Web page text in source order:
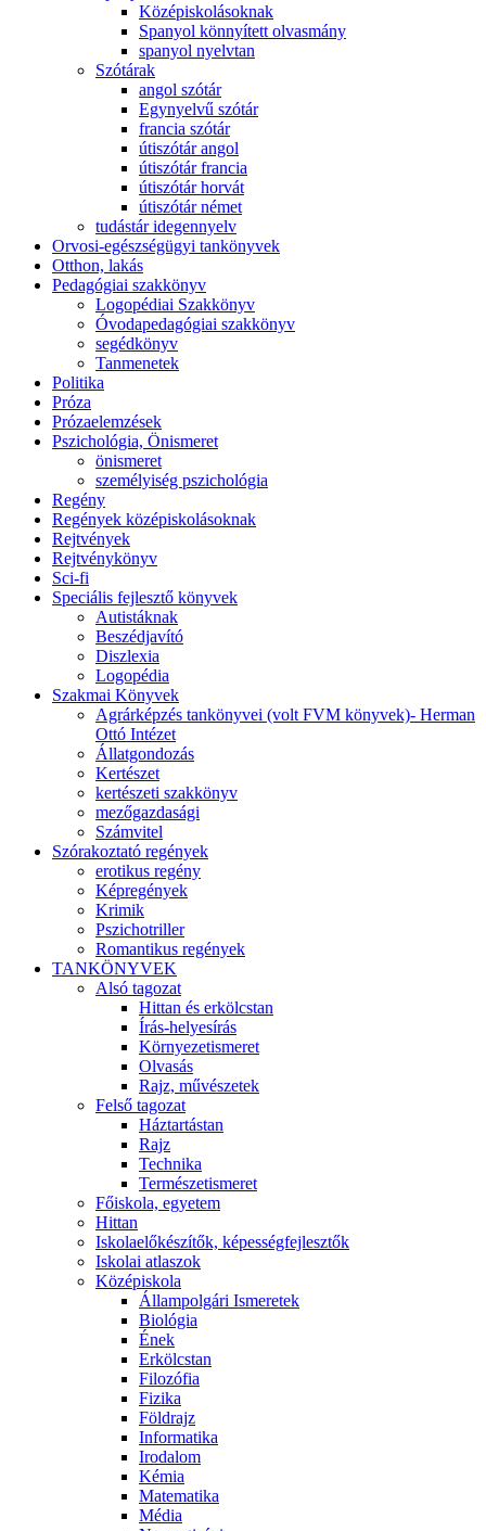
Középiskolásoknak
Spanyol könnyített olvasmány
spanyol nyelvtan
Szótárak
angol szótár
Egynyelvű szótár
francia szótár
útiszótár angol
útiszótár francia
útiszótár horvát
útiszótár német
tudástár idegennyelv
Orvosi-egészségügyi tankönyvek
Otthon, lakás
Pedagógiai szakkönyv
Logopédiai Szakkönyv
Óvodapedagógiai szakkönyv
segédkönyv
Tanmenetek
Politika
Próza
Prózaelemzések
Pszichológia, Önismeret
önismeret
személyiség pszichológia
Regény
Regények középiskolásoknak
Rejtvények
Rejtvénykönyv
Sci-fi
Speciális fejlesztő könyvek
Autistáknak
Beszédjavító
Diszlexia
Logopédia
Szakmai Könyvek
Agrárképzés tankönyvei (volt FVM könyvek)- Herman
Ottó Intézet
Állatgondozás
Kertészet
kertészeti szakkönyv
mezőgazdasági
Számvitel
Szórakoztató regények
erotikus regény
Képregények
Krimik
Pszichotriller
Romantikus regények
TANKÖNYVEK
Alsó tagozat
Hittan és erkölcstan
Írás-helyesírás
Környezetismeret
Olvasás
Rajz, művészetek
Felső tagozat
Háztartástan
Rajz
Technika
Természetismeret
Főiskola, egyetem
Hittan
Iskolaelőkészítők, képességfejlesztők
Iskolai atlaszok
Középiskola
Állampolgári Ismeretek
Biológia
Ének
Erkölcstan
Filozófia
Fizika
Földrajz
Informatika
Irodalom
Kémia
Matematika
Média